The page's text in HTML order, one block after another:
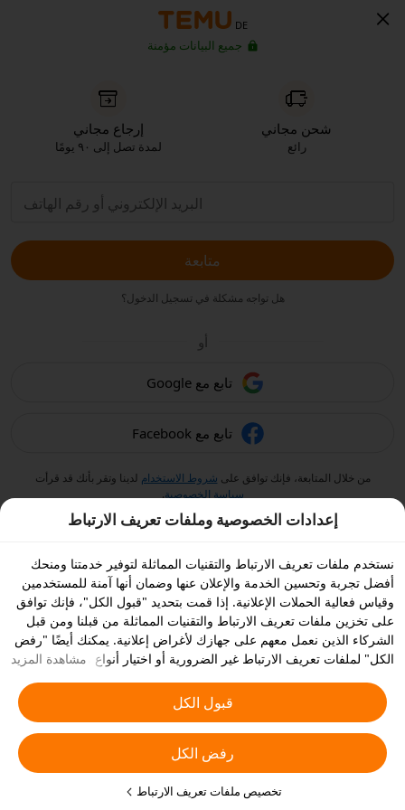
DE
جميع البيانات مؤمنة
شحن مجاني
رائع
إرجاع مجاني
لمدة تصل إلى ٩٠ يومًا
متابعة
هل تواجه مشكلة في تسجيل الدخول؟
أو
تابع مع Google
تابع مع Facebook
من خلال المتابعة، فإنك توافق على شروط الاستخدام لدينا وتقر بأنك قد قرأت
سياسة الخصوصية.
إعدادات الخصوصية وملفات تعريف الارتباط
نستخدم ملفات تعريف الارتباط والتقنيات المماثلة لتوفير خدمتنا ومنحك
أفضل تجربة وتحسين الخدمة والإعلان عنها وضمان أنها آمنة للمستخدمين
وقياس فعالية الحملات الإعلانية. إذا قمت بتحديد "قبول الكل"، فإنك توافق
على تخزين ملفات تعريف الارتباط والتقنيات المماثلة من قبلنا ومن قبل
الشركاء الذين نعمل معهم على جهازك لأغراض إعلانية. يمكنك أيضًا "رفض
الكل" لملفات تعريف الارتباط غير الضرورية أو اختيار أنواع ملفات تعريف
تعريف الارتباط" أدناه أو في أي وقت من إعدادات الخصوصية الخاصة بك.
يمكنك الاطلاع على
سياسة ملفات تعريف الارتباط والتقنيات المشابهة
للحصول على المزيد من التفاصيل.
مشاهدة المزيد
قبول الكل
رفض الكل
تخصيص ملفات تعريف الارتباط